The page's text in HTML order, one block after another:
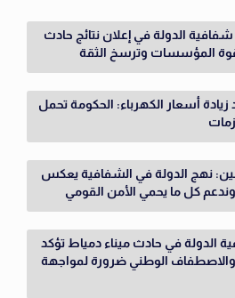
الدولة في إعلان نتائج حادث
قوة المؤسسات وترسخ الثقة
أسعار الكهرباء: الحكومة تحمل
نهج الدولة في الشفافية يعكس
كل ما يحمي الأمن القومي
الدولة في حادث ميناء دمياط تؤكد
الوطني ضرورة لمواجهة